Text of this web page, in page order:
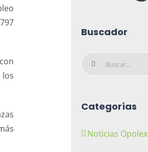
Buscador
Buscar:
Categorías
Noticias Opolex